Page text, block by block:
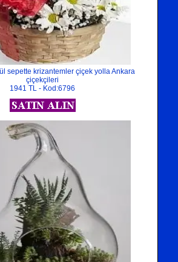
sepette krizantemler çiçek yolla Ankara
çiçekçileri
1941 TL - Kod:6796